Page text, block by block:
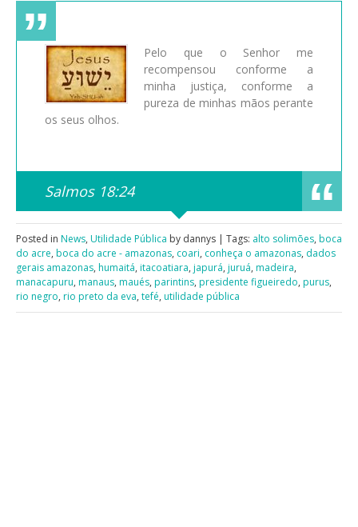
Pelo que o Senhor me
recompensou conforme a
minha justiça, conforme a
pureza de minhas mãos perante
os seus olhos.
Salmos 18:24
Posted in News, Utilidade Pública by dannys | Tags: alto solimões, boca
do acre, boca do acre - amazonas, coari, conheça o amazonas, dados
gerais amazonas, humaitá, itacoatiara, japurá, juruá, madeira,
manacapuru, manaus, maués, parintins, presidente figueiredo, purus,
rio negro, rio preto da eva, tefé, utilidade pública